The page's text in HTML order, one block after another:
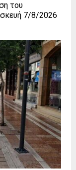
του
7/8/2026